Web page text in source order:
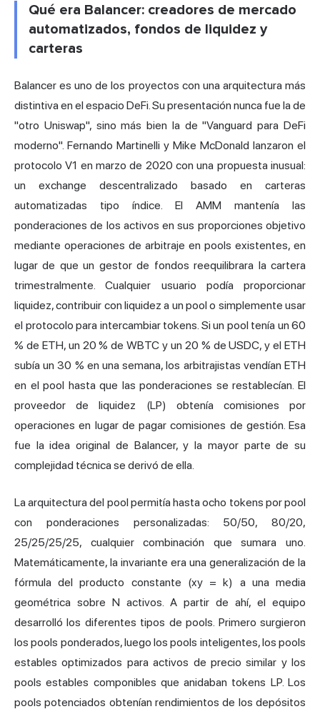
Qué era Balancer: creadores de mercado
automatizados, fondos de liquidez y
carteras
Balancer es uno de los proyectos con una arquitectura más
distintiva en el espacio DeFi. Su presentación nunca fue la de
"otro Uniswap", sino más bien la de "Vanguard para DeFi
moderno". Fernando Martinelli y Mike McDonald lanzaron el
protocolo V1 en marzo de 2020 con una propuesta inusual:
un exchange descentralizado basado en carteras
automatizadas tipo índice. El AMM mantenía las
ponderaciones de los activos en sus proporciones objetivo
mediante operaciones de arbitraje en pools existentes, en
lugar de que un gestor de fondos reequilibrara la cartera
trimestralmente. Cualquier usuario podía proporcionar
liquidez, contribuir con liquidez a un pool o simplemente usar
el protocolo para intercambiar tokens. Si un pool tenía un 60
% de ETH, un 20 % deWBTC y un 20 % de USDC, y el ETH
subía un 30 % en una semana, los arbitrajistas vendían ETH
en el pool hasta que las ponderaciones se restablecían. El
proveedor de liquidez (LP) obtenía comisiones por
operaciones en lugar de pagar comisiones de gestión. Esa
fue la idea original de Balancer, y la mayor parte de su
complejidad técnica se derivó de ella.
La arquitectura del pool permitía hasta ocho tokens por pool
con ponderaciones personalizadas: 50/50, 80/20,
25/25/25/25, cualquier combinación que sumara uno.
Matemáticamente, la invariante era una generalización de la
fórmula del producto constante (xy = k) a una media
geométrica sobre N activos. A partir de ahí, el equipo
desarrolló los diferentes tipos de pools. Primero surgieron
los pools ponderados, luego los pools inteligentes, los pools
estables optimizados para activos de precio similar y los
pools estables componibles que anidaban tokens LP. Los
pools potenciados obtenían rendimientos de los depósitos